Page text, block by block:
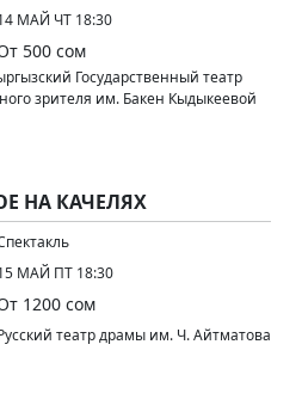
МАЙ ЧТ 18:30
500 сом
Государственный театр
зрителя им. Бакен Кыдыкеевой
НА КАЧЕЛЯХ
МАЙ ПТ 18:30
1200 сом
театр драмы им. Ч. Айтматова